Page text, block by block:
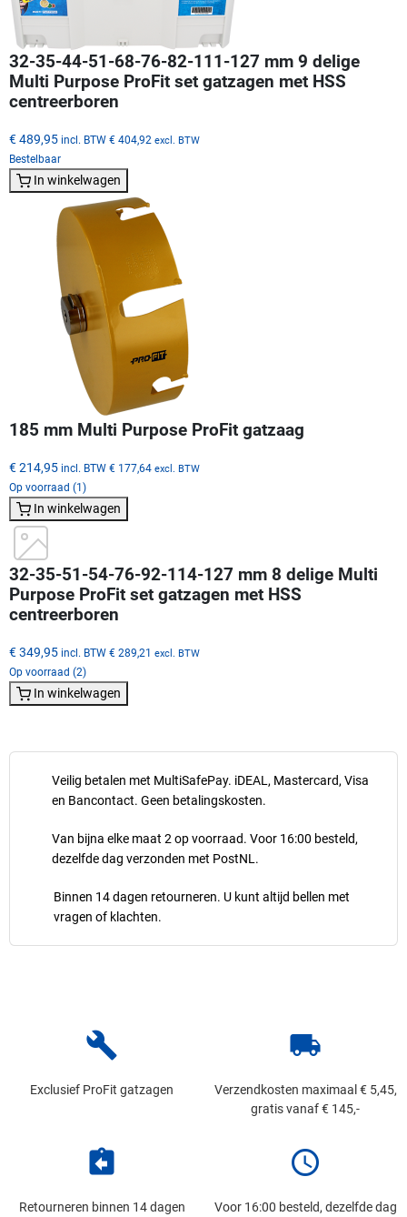
Veilig betalen met MultiSafePay. iDEAL, Mastercard, Visa
en Bancontact. Geen betalingskosten.
Van bijna elke maat 2 op voorraad. Voor 16:00 besteld,
dezelfde dag verzonden met PostNL.
Binnen 14 dagen retourneren. U kunt altijd bellen met
vragen of klachten.
32-35-44-51-68-76-82-111-127 mm 9 delige
Multi Purpose ProFit set gatzagen met HSS
centreerboren
€ 489,95 incl. BTW € 404,92 excl. BTW
Bestelbaar
In winkelwagen
185 mm Multi Purpose ProFit gatzaag
€ 214,95 incl. BTW € 177,64 excl. BTW
Op voorraad (1)
In winkelwagen
32-35-51-54-76-92-114-127 mm 8 delige Multi
Purpose ProFit set gatzagen met HSS
centreerboren
€ 349,95 incl. BTW € 289,21 excl. BTW
Op voorraad (2)
In winkelwagen
build
Exclusief ProFit gatzagen
local_shipping
Verzendkosten maximaal € 5,45,
gratis vanaf € 145,-
assignment_return
Retourneren binnen 14 dagen
schedule
Voor 16:00 besteld, dezelfde dag